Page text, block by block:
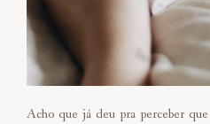
Acho que já deu pra perceber